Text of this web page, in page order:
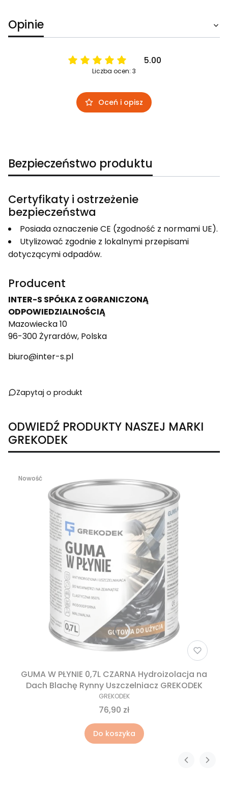
Opinie
5.00
Liczba ocen: 3
Oceń i opisz
Bezpieczeństwo produktu
Certyfikaty i ostrzeżenie
bezpieczeństwa
Posiada oznaczenie CE (zgodność z normami UE).
Utylizować zgodnie z lokalnymi przepisami
dotyczącymi odpadów.
Producent
INTER-S SPÓŁKA Z OGRANICZONĄ
ODPOWIEDZIALNOŚCIĄ
Mazowiecka 10
96-300 Żyrardów, Polska
biuro@inter-s.pl
Zapytaj o produkt
ODWIEDŹ PRODUKTY NASZEJ MARKI
GREKODEK
Nowość
GUMA W PŁYNIE 0,7L CZARNA Hydroizolacja na
Dach Blachę Rynny Uszczelniacz GREKODEK
GREKODEK
76,90 zł
Do koszyka